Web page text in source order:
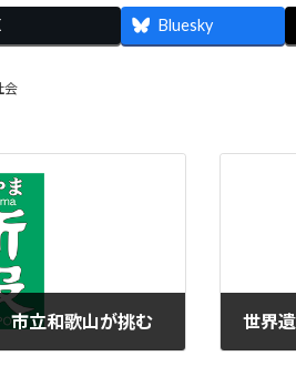
Bluesky
会
市立和歌山が挑む